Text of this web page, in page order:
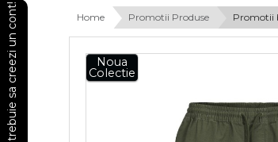
Home Promotii Produse Promotii
Noua
Colectie